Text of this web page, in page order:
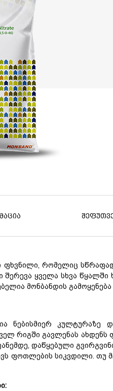
ფხვნილი,რომელიც
შერევა ყველა სხვა წყალში
მონბანდის გამოყენება
ნებისმიერ კულტურაზე
რიგში გავლენას
დაწყებული
ფოთლების სიკვდილი. თუ